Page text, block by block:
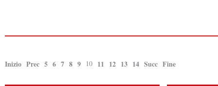
Inizio Prec 5 6 7 8 9 10 11 12 13 14 Succ Fine